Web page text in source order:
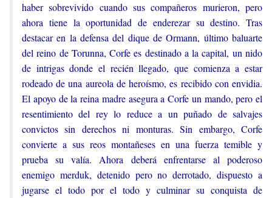
haber sobrevivido cuando sus compañeros murieron, pero
ahora tiene la oportunidad de enderezar su destino. Tras
destacar en la defensa del dique de Ormann, último baluarte
del reino de Torunna, Corfe es destinado a la capital, un nido
de intrigas donde el recién llegado, que comienza a estar
rodeado de una aureola de heroísmo, es recibido con envidia.
El apoyo de la reina madre asegura a Corfe un mando, pero el
resentimiento del rey lo reduce a un puñado de salvajes
convictos sin derechos ni monturas. Sin embargo, Corfe
convierte a sus reos montañeses en una fuerza temible y
prueba su valía. Ahora deberá enfrentarse al poderoso
enemigo merduk, detenido pero no derrotado, dispuesto a
jugarse el todo por el todo y culminar su conquista de